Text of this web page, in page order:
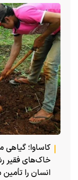
کاساوا؛ گیاهی
خاک‌های فقیر
انسان را